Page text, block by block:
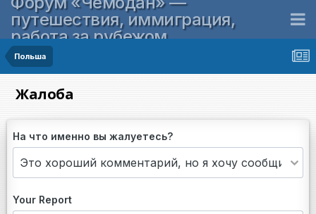
путешествия, иммиграция,
работа за рубежом
Польша
Жалоба
На что именно вы жалуетесь?
Your Report